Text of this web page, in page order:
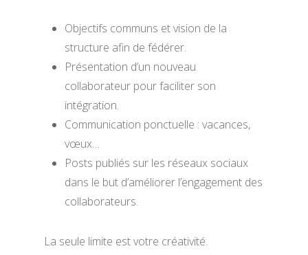
Objectifs communs et vision de la
structure afin de fédérer.
Présentation d’un nouveau
collaborateur pour faciliter son
intégration.
Communication ponctuelle : vacances,
vœux…
Posts publiés sur les réseaux sociaux
dans le but d’améliorer l’engagement des
collaborateurs.
La seule limite est votre créativité.